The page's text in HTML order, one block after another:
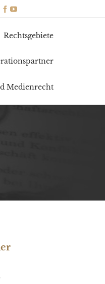
 
Rechtsgebiete
Medienrecht